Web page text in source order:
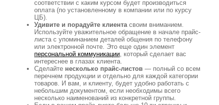
соответствии с каким курсом будет производиться
оплата (по установленному в компании или по курсу
ЦБ).
Удивите и порадуйте клиентасвоим вниманием.
Используйте уважительное обращение в начале прайс-
листа с упоминанием деталей общения по телефону
или электронной почте. Это еще один элемент
персональной коммуникации, который сделает вас
интереснее в глазах клиента.
Сделайте несколько прайс-листов — полный со всем
перечнем продукции и отдельно для каждой категории
товаров. И вам, и клиенту, будет удобно работать с
небольшим документом, если необходимы всего
несколько наименований из конкретной группы.